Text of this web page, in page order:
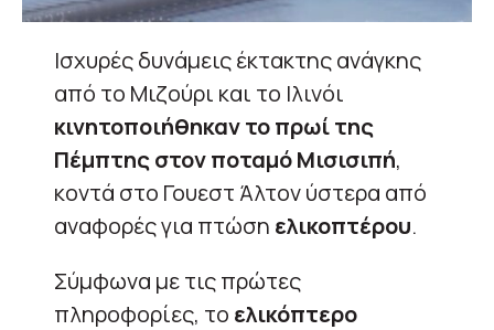
Ισχυρές δυνάμεις έκτακτης ανάγκης
από το Μιζούρι και το Ιλινόι
κινητοποιήθηκαν το πρωί της
Πέμπτης στον ποταμό Μισισιπή,
κοντά στο Γουεστ Άλτον ύστερα από
αναφορές για πτώση ελικοπτέρου.
Σύμφωνα με τις πρώτες
πληροφορίες, το ελικόπτερο